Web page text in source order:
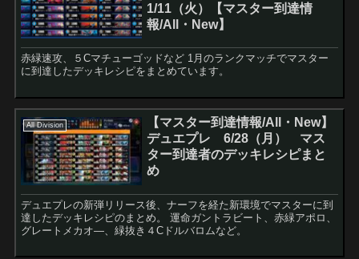
1/11（火）【マスター到達情
報/All・New】
赤緑速攻、５Cマチューゴッドなど 1月のランクマッチでマスター
に到達したデッキレシピをまとめています。
All Division
【マスター到達情報/All・New】
デュエプレ 6/28（月） マス
ター到達者のデッキレシピまと
め
デュエプレの新弾リリース後、ナーフを経た新環境でマスターに到
達したデッキレシピのまとめ。 運命ガントラビート、赤緑アポロ、
グレートメカオ―、緑抜き４Cドルバロムなど。